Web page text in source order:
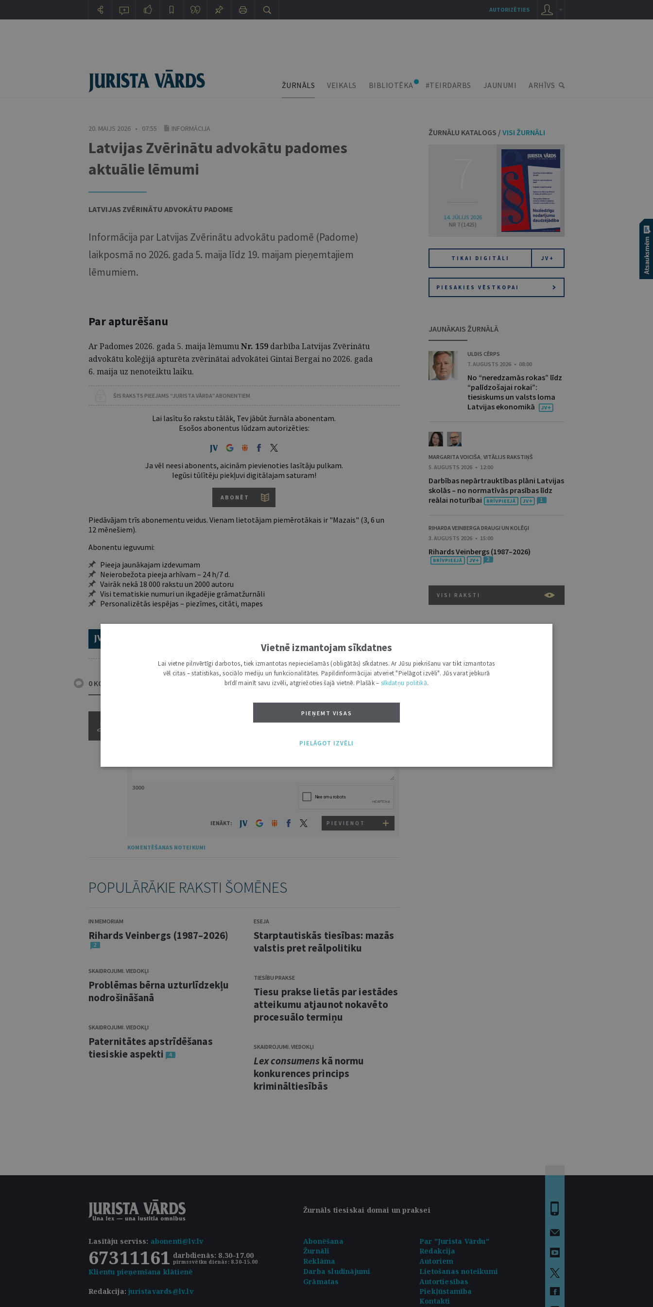
ŽURNĀLS VEIKALS BIBLIOTĒKA #TEIRDARBS JAUNUMI ARHĪVS
20. MAIJS 2026 • 07:55 INFORMĀCIJA
Latvijas Zvērinātu advokātu padomes
aktuālie lēmumi
LATVIJAS ZVĒRINĀTU ADVOKĀTU PADOME
Informācija par Latvijas Zvērinātu advokātu padomē (Padome)
laikposmā no 2026. gada 5. maija līdz 19. maijam pieņemtajiem
lēmumiem.
Par apturēšanu
Ar Padomes 2026. gada 5. maija lēmumuNr. 159 darbība Latvijas Zvērinātu
advokātu kolēģijā apturēta zvērinātai advokātei Gintai Bergai no 2026. gada
6. maija uz nenoteiktu laiku.
ŠIS RAKSTS PIEEJAMS “JURISTA VĀRDA” ABONENTIEM
Lai lasītu šo rakstu tālāk, Tev jābūt žurnāla abonentam.
Esošos abonentus lūdzam autorizēties:
Ja vēl neesi abonents, aicinām pievienoties lasītāju pulkam.
Iegūsi tūlītēju piekļuvi digitālajam saturam!
ABONĒT
Piedāvājam trīs abonementu veidus. Vienam lietotājam piemērotākais ir "Mazais" (3, 6 un
12 mēnešiem).
Abonentu ieguvumi:
Pieeja jaunākajam izdevumam
Neierobežota pieeja arhīvam – 24 h/7 d.
Vairāk nekā 18 000 rakstu un 2000 autoru
Visi tematiskie numuri un ikgadējie grāmatžurnāli
Personalizētās iespējas – piezīmes, citāti, mapes
0 KOMENTĀRI
VĀRDS
3000
IENĀKT: PIEVIENOT
KOMENTĒŠANAS NOTEIKUMI
POPULĀRĀKIE RAKSTI ŠOMĒNES
IN MEMORIAM
Rihards Veinbergs (1987–2026)
2
SKAIDROJUMI. VIEDOKĻI
Problēmas bērna uzturlīdzekļu
nodrošināšanā
SKAIDROJUMI. VIEDOKĻI
Paternitātes apstrīdēšanas
tiesiskie aspekti
4
ESEJA
Starptautiskās tiesības: mazās
valstis pret reālpolitiku
TIESĪBU PRAKSE
Tiesu prakse lietās par iestādes
atteikumu atjaunot nokavēto
procesuālo termiņu
SKAIDROJUMI. VIEDOKĻI
Lex consumenskā normu
konkurences princips
krimināltiesībās
ŽURNĀLU KATALOGS / VISI ŽURNĀLI
14. JŪLIJS 2026
NR 7 (1425)
TIKAI DIGITĀLI JV+
PIESAKIES VĒSTKOPAI
JAUNĀKAIS ŽURNĀLĀ
ULDIS CĒRPS
7. AUGUSTS 2026 • 08:00
No “neredzamās rokas” līdz
“palīdzošajai rokai”:
tiesiskums un valsts loma
Latvijas ekonomikā
MARGARITA VOICIŠA, VITĀLIJS RAKSTIŅŠ
5. AUGUSTS 2026 • 12:00
Darbības nepārtrauktības plāni Latvijas
skolās – no normatīvās prasības līdz
reālai noturībai
1
RIHARDA VEINBERGA DRAUGI UN KOLĒĢI
3. AUGUSTS 2026 • 15:00
Rihards Veinbergs (1987–2026)
2
VISI RAKSTI
Žurnāls tiesiskai domai un praksei
Lasītāju serviss: abonenti@lv.lv
67311161 darbdienās: 8.30–17.00
pirmssvētku dienās: 8.30–15.00
Klientu pieņemšana klātienē
Abonēšana
Par "Jurista Vārdu"
Žurnāli
Redakcija
Reklāma
Autoriem
Darba sludinājumi
Lietošanas noteikumi
Redakcija:juristavards@lv.lv
Grāmatas
Autortiesības
Piekļūstamība
Kontakti
AUTORIZĒTIES
Vietnē izmantojam sīkdatnes
Lai vietne pilnvērtīgi darbotos, tiek izmantotas nepieciešamās (obligātās) sīkdatnes. Ar Jūsu piekrišanu var tikt izmantotas
vēl citas – statistikas, sociālo mediju un funkcionalitātes. Papildinformācijai atveriet "Pielāgot izvēli". Jūs varat jebkurā
brīdī mainīt savu izvēli, atgriežoties šajā vietnē. Plašāk – sīkdatņu politikā.
PIEŅEMT VISAS
PIELĀGOT IZVĒLI